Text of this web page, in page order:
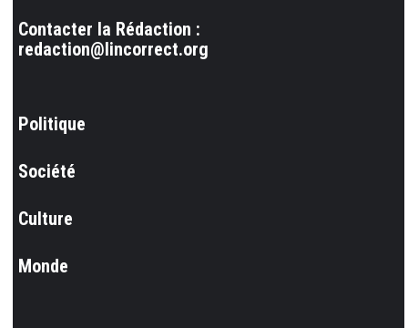
Contacter la Rédaction :
redaction@lincorrect.org
Politique
Société
Culture
Monde